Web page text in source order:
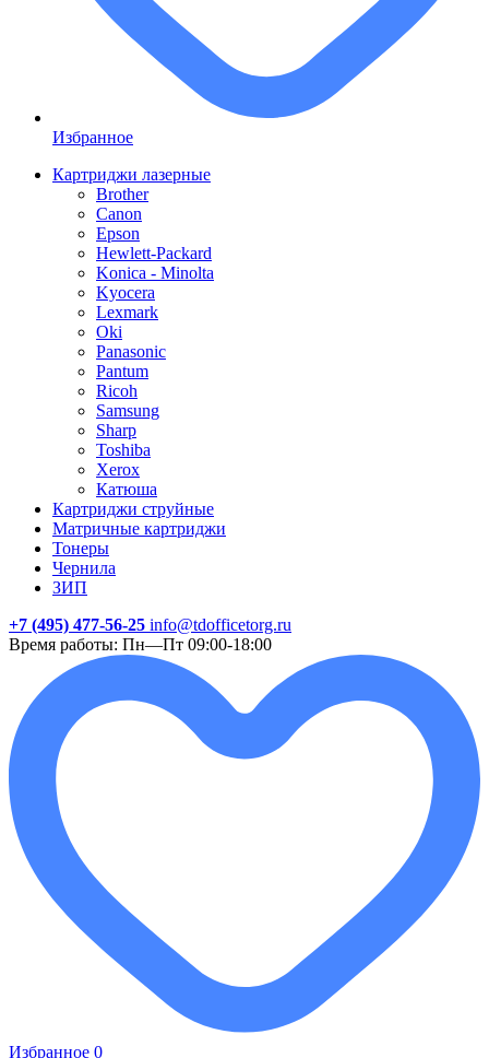
Избранное
Картриджи лазерные
Brother
Canon
Epson
Hewlett-Packard
Konica - Minolta
Kyocera
Lexmark
Oki
Panasonic
Pantum
Ricoh
Samsung
Sharp
Toshiba
Xerox
Катюша
Картриджи струйные
Матричные картриджи
Тонеры
Чернила
ЗИП
+7 (495) 477-56-25 info@tdofficetorg.ru
Время работы: Пн—Пт 09:00-18:00
Избранное 0